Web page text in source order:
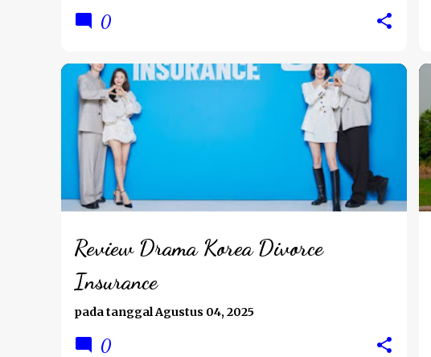
0
Review Drama Korea Divorce
Insurance
pada tanggalAgustus 04, 2025
REVIEW DRAMA
0